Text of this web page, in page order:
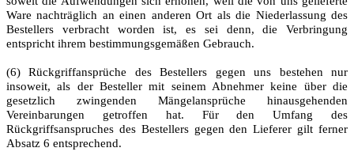
Ware nachträglich an einen anderen Ort als die Niederlassung des
Bestellers verbracht worden ist, es sei denn, die Verbringung
entspricht ihrem bestimmungsgemäßen Gebrauch.
(6) Rückgriffansprüche des Bestellers gegen uns bestehen nur
insoweit, als der Besteller mit seinem Abnehmer keine über die
gesetzlich zwingenden Mängelansprüche hinausgehenden
Vereinbarungen getroffen hat. Für den Umfang des
Rückgriffsanspruches des Bestellers gegen den Lieferer gilt ferner
Absatz 6 entsprechend.